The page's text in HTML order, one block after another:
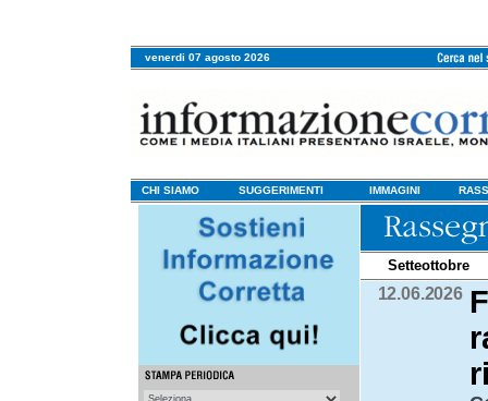
venerdi 07 agosto 2026
CHI SIAMO SUGGERIMENTI IMMAGINI
Setteottobre
12.06.2026